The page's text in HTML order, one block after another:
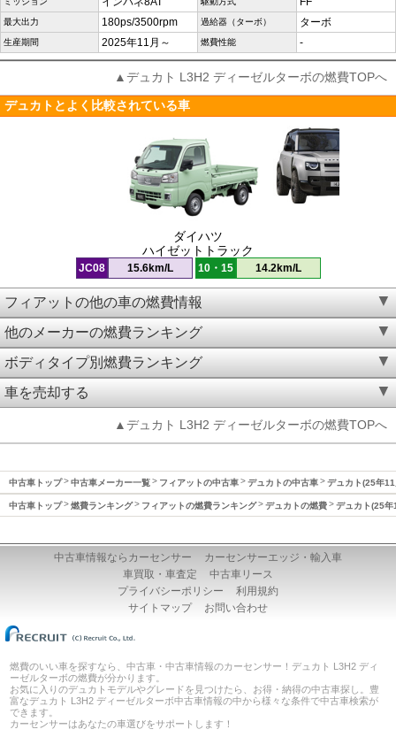
最大出力 180ps/3500rpm 過給器（ターボ） ターボ
生産期間 2025年11月～ 燃費性能 -
▲デュカト L3H2 ディーゼルターボの燃費TOPへ
デュカトとよく比較されている車
ダイハツ
ハイゼットトラック
JC08 15.6km/L 10・15 14.2km/L
フィアットの他の車の燃費情報
他のメーカーの燃費ランキング
ボディタイプ別燃費ランキング
車を売却する
▲デュカト L3H2 ディーゼルターボの燃費TOPへ
中古車トップ 中古車メーカー一覧 フィアットの中古車 デュカトの中古車 デュカト(25年
中古車トップ 燃費ランキング フィアットの燃費ランキング デュカトの燃費 デュカト(25年
中古車情報ならカーセンサー
カーセンサーエッジ・輸入車
車買取・車査定
中古車リース
プライバシーポリシー
利用規約
サイトマップ
お問い合わせ
燃費のいい車を探すなら、中古車・中古車情報のカーセンサー！デュカト L3H2 ディ
ーゼルターボの燃費が分かります。
お気に入りのデュカトモデルやグレードを見つけたら、お得・納得の中古車探し。豊
富なデュカト L3H2 ディーゼルターボ中古車情報の中から様々な条件で中古車検索が
できます。
カーセンサーはあなたの車選びをサポートします！